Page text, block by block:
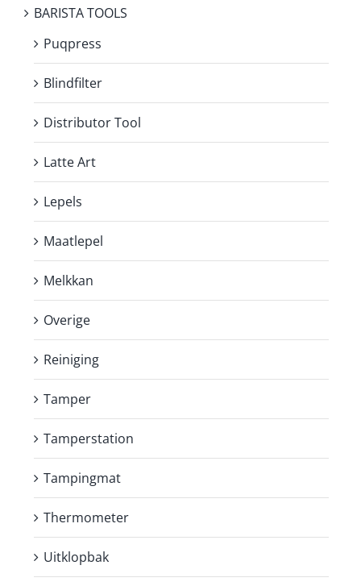
BARISTA TOOLS
Puqpress
Blindfilter
Distributor Tool
Latte Art
Lepels
Maatlepel
Melkkan
Overige
Reiniging
Tamper
Tamperstation
Tampingmat
Thermometer
Uitklopbak